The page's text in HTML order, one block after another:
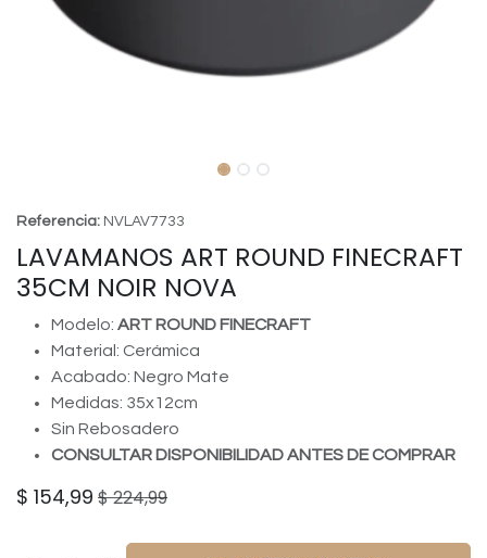
Referencia: NVLAV7733
LAVAMANOS ART ROUND FINECRAFT
35CM NOIR NOVA
Modelo: ART ROUND FINECRAFT
Material: Cerámica
Acabado: Negro Mate
Medidas: 35x12cm
Sin Rebosadero
CONSULTAR DISPONIBILIDAD ANTES DE COMPRAR
$ 154,99 $224,99